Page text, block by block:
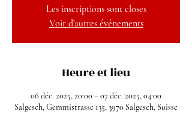
Les inscriptions sont closes
Voir d'autres événements
Heure et lieu
06 déc. 2025, 20:00 – 07 déc. 2025, 04:00
Salgesch, Gemmistrasse 135, 3970 Salgesch, Suisse